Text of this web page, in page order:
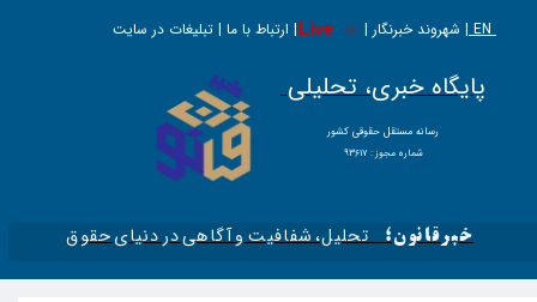
EN | شهروند خبرنگار | | ارتباط با ما | تبلیغات در سایت
Live
پایگاه خبری، تحلیلی
​​​​رسانه مستقل حقوقی کشور
شماره مجوز : ۹۳۶۱۷
خبرقانون؛ تحلیل، شفافیت و آگاهی در دنیای حقوق​​​​​​​